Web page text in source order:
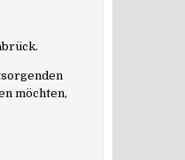
möchten,